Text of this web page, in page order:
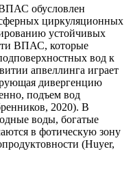
обусловлен
циркуляционных
устойчивых
ВПАС, которые
вод к
апвеллинга играет
дивергенцию
подъем вод
2020). В
воды, богатые
в фотическую зону
(Huyer,